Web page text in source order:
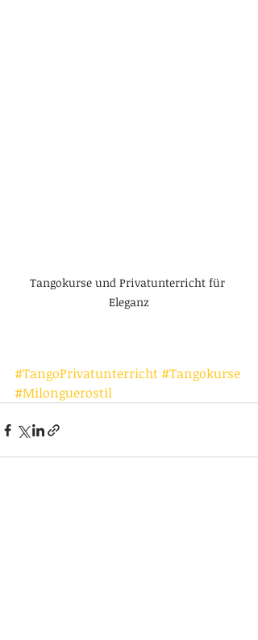
Tangokurse und Privatunterricht für
Eleganz
#TangoPrivatunterricht#Tangokurse
#Milonguerostil